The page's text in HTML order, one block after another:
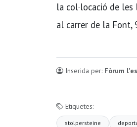
la col·locació de
al carrer de la Font,
Inserida per: Fòrum
Etiquetes:
stolpersteine